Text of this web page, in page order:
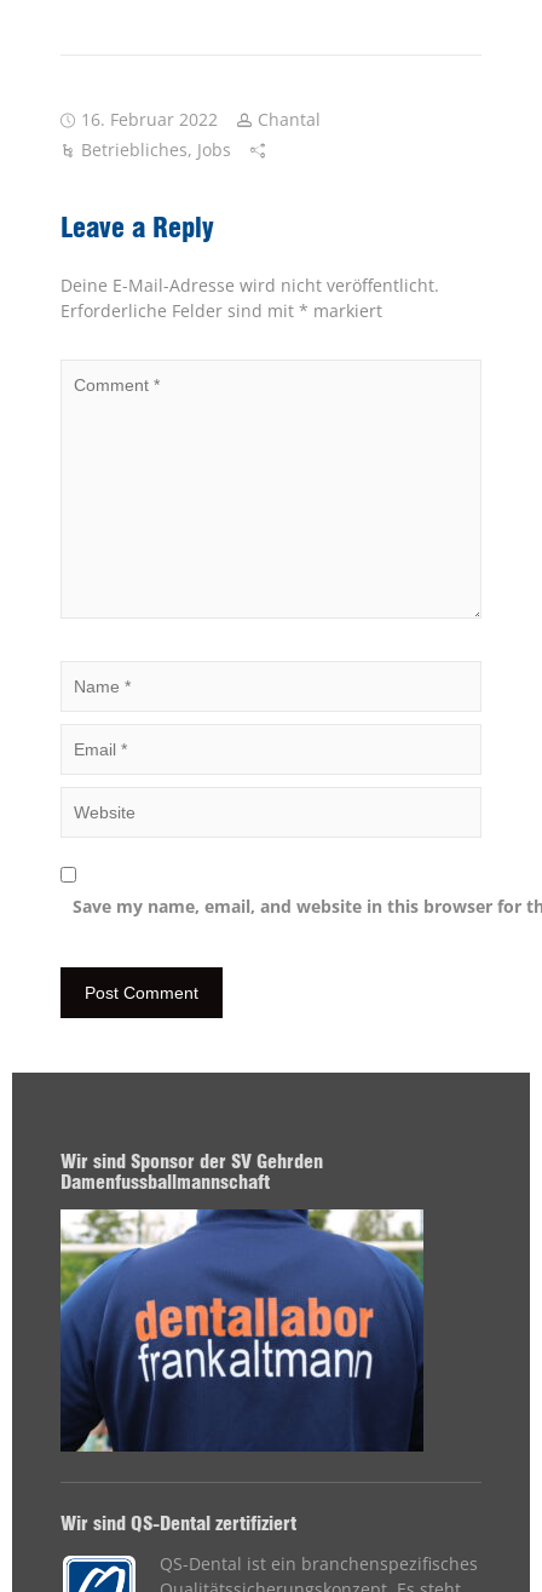
16. Februar 2022
Chantal
Betriebliches, Jobs
Leave a Reply
Deine E-Mail-Adresse wird nicht veröffentlicht.
Erforderliche Felder sind mit * markiert
Save my name, email, and website in this browser for
Wir sind Sponsor der SV Gehrden
Damenfussballmannschaft
Wir sind QS-Dental zertifiziert
QS-Dental ist ein branchenspezifisches